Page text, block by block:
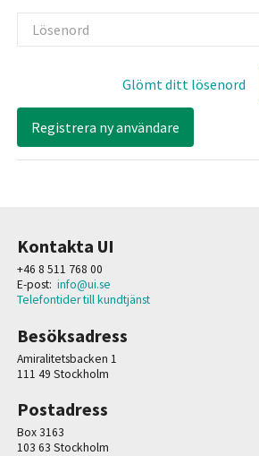
Lösenord
Glömt ditt lösenord
Registrera ny användare
Kontakta UI
+46 8 511 768 00
E-post: info@ui.se
Telefontider till kundtjänst
Besöksadress
Amiralitetsbacken 1
111 49 Stockholm
Postadress
Box 3163
103 63 Stockholm